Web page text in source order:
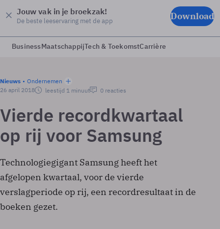
Jouw vak in je broekzak!
De beste leeservaring met de app Download
BusinessMaatschappijTech & ToekomstCarrière
Nieuws
Ondernemen
26 april 2018
leestijd 1 minuut 0 reacties
Vierde recordkwartaal
op rij voor Samsung
Technologiegigant Samsung heeft het
afgelopen kwartaal, voor de vierde
verslagperiode op rij, een recordresultaat in de
boeken gezet.